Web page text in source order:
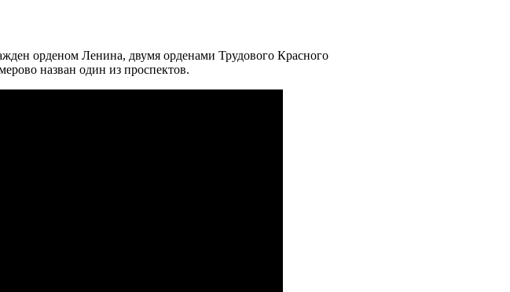
орденом Ленина, двумя орденами Трудового Красного
назван один из проспектов.